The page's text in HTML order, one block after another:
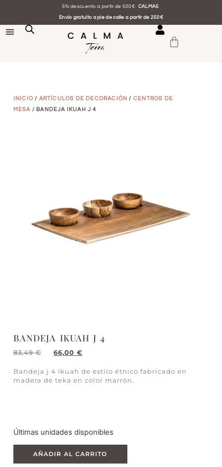
5% descuento a partir de 500€: CALMA5
Envío gratuito a pie de calle a partir de 250€
INICIO / ARTÍCULOS DE DECORACIÓN / CENTROS DE
MESA / BANDEJA IKUAH J 4
BANDEJA IKUAH J 4
83,49€ 66,00 €
Bandeja j 4 Ikuah de estilo étnico fabricado en
madera de teka en color marrón.
Últimas unidades disponibles
AÑADIR AL CARRITO